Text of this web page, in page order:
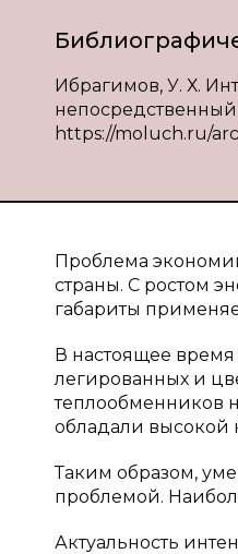
Ибрагимов, У. Х.
https://moluch.ru/
Проблема
страны. С ростом
габариты
В настоящее время
легированных и
теплообменников
обладали высокой
Таким образом,
проблемой.
Актуальность